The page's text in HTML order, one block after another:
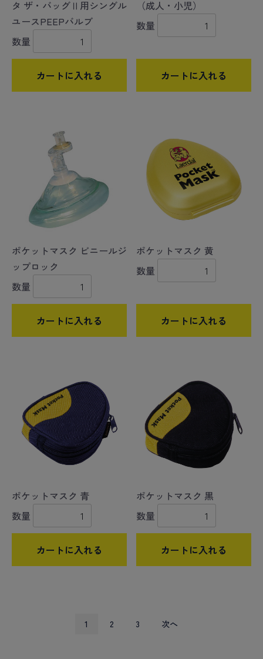
タ ザ・バッグⅡ用シングル
ユースPEEPバルブ
数量
カートに入れる
（成人・小児）
数量
カートに入れる
ポケットマスク ビニールジ
ップロック
数量
カートに入れる
ポケットマスク 黄
数量
カートに入れる
ポケットマスク 青
数量
カートに入れる
ポケットマスク 黒
数量
カートに入れる
1 2 3 次へ